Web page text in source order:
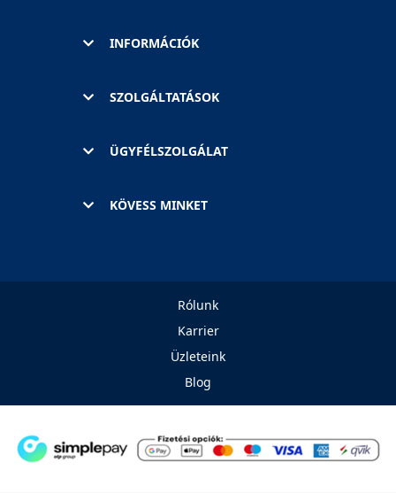
INFORMÁCIÓK
SZOLGÁLTATÁSOK
ÜGYFÉLSZOLGÁLAT
KÖVESS MINKET
Rólunk
Karrier
Üzleteink
Blog